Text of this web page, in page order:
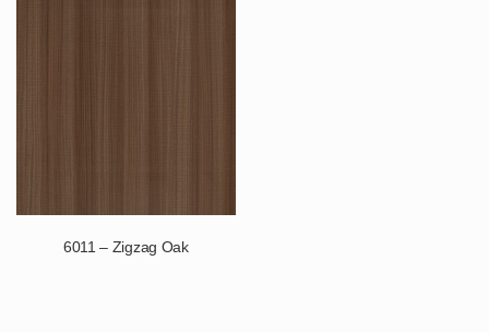
6011 – Zigzag Oak